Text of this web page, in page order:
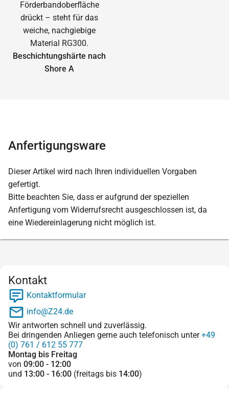
Beschichtungshärte nach
Shore A
Anfertigungsware
Dieser Artikel wird nach Ihren individuellen Vorgaben
gefertigt.
Bitte beachten Sie, dass er aufgrund der speziellen
Anfertigung vom Widerrufsrecht ausgeschlossen ist, da
eine Wiedereinlagerung nicht möglich ist.
Kontakt
Kontaktformular
info@Z24.de
Wir antworten schnell und zuverlässig.
Bei dringenden Anliegen gerne auch telefonisch unter+49
(0) 761 / 612 55 777
Montag bis Freitag
von 09:00 - 12:00
und 13:00 - 16:00 (freitags bis 14:00)